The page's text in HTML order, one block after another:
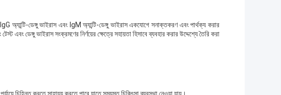
IgG অ্যান্টি-ডেঙ্গু ভাইরাস এবং IgM অ্যান্টি-ডেঙ্গু ভাইরাস একযোগে সনাক্তকরণ এবং পার্থক্য করার
এবং ডেঙ্গু ভাইরাস সংক্রমণের নির্ণয়ের ক্ষেত্রে সহায়তা হিসাবে ব্যবহার করার উদ্দেশ্যে তৈরি করা